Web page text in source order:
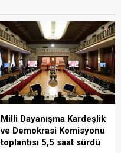
Milli Dayanışma Kardeşlik
ve Demokrasi Komisyonu
toplantısı 5,5 saat sürdü